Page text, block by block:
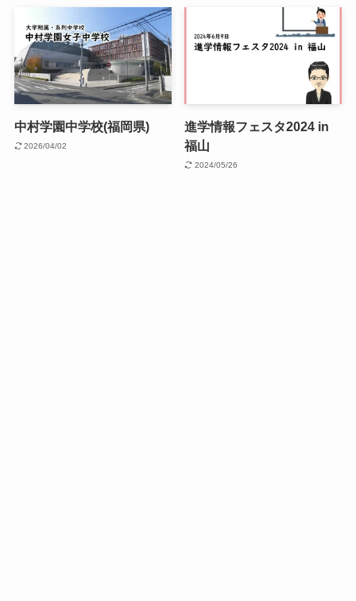
中村学園中学校(福岡県)
2026/04/02
進学情報フェスタ2024 in
福山
2024/05/26